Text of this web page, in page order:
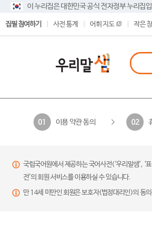
이 누리집은 대한민국 공식 전자정부 누리집
집필 참여하기 사전 통계 어휘 지도 작은
01 이용 약관 동의 02
국립국어원에서 제공하는 국어사전(‘우리말샘’, ‘
전’의 회원 서비스를 이용하실 수 있습니다.
만 14세 미만인 회원은 보호자(법정대리인)의 동